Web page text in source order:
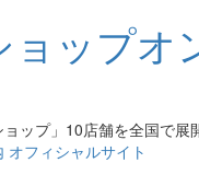
ップ」10店舗を全国で展
オフィシャルサイト